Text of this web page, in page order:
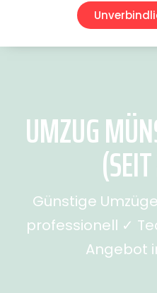
UMZUG
Günstige
professionell ✓
Angebot